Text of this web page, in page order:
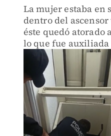
La mujer estaba en
dentro del
éste quedó atorado
lo que fue
Policía de